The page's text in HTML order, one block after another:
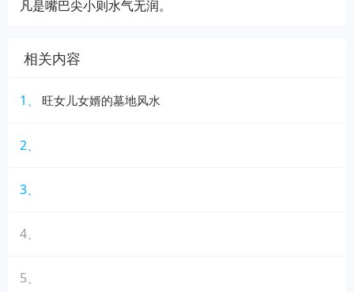
凡是嘴巴尖小则水气无润。
相关内容
1、 旺女儿女婿的墓地风水
2、
3、
4、
5、